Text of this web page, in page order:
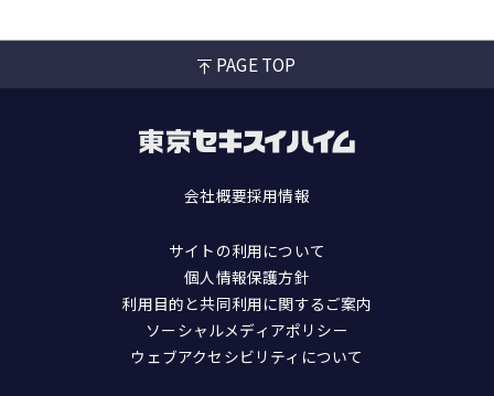
PAGE TOP
会社概要採用情報
サイトの利用について
個人情報保護方針
利用目的と共同利用に関するご案内
ソーシャルメディアポリシー
ウェブアクセシビリティについて